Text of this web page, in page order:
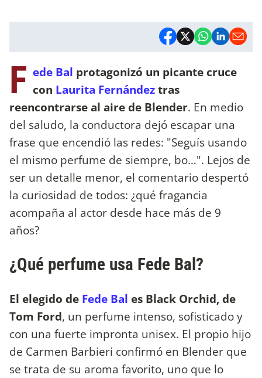
F ede Bal protagonizó un picante cruce
con Laurita Fernándeztras
reencontrarse al aire de Blender. En medio
del saludo, la conductora dejó escapar una
frase que encendió las redes: "Seguís usando
el mismo perfume de siempre, bo…". Lejos de
ser un detalle menor, el comentario despertó
la curiosidad de todos: ¿qué fragancia
acompaña al actor desde hace más de 9
años?
¿Qué perfume usa Fede Bal?
El elegido de Fede Bal es Black Orchid, de
Tom Ford, un perfume intenso, sofisticado y
con una fuerte impronta unisex. El propio hijo
de Carmen Barbieri confirmó en Blender que
se trata de su aroma favorito, uno que lo